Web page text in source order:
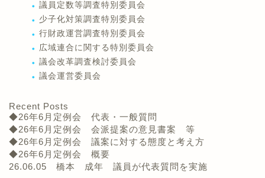
議員定数等調査特別委員会
少子化対策調査特別委員会
行財政運営調査特別委員会
広域連合に関する特別委員会
議会改革調査検討委員会
議会運営委員会
Recent Posts
◆26年6月定例会 代表・一般質問
◆26年6月定例会 会派提案の意見書案 等
◆26年6月定例会 議案に対する態度と考え方
◆26年6月定例会 概要
26.06.05 橋本 成年 議員が代表質問を実施